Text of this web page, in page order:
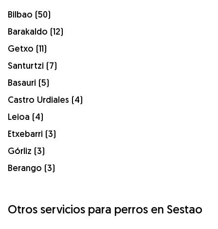
Bilbao (50)
Barakaldo (12)
Getxo (11)
Santurtzi (7)
Basauri (5)
Castro Urdiales (4)
Leioa (4)
Etxebarri (3)
Górliz (3)
Berango (3)
Otros servicios para perros en Sestao